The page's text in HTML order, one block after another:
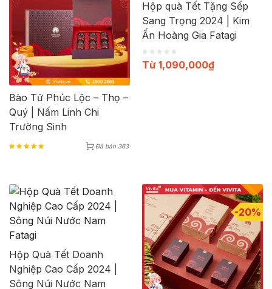
Bào Tử Phúc Lộc – Thọ –
Quý | Nấm Linh Chi
Trường Sinh
Đã bán 363
Hộp quà Tết Tặng Sếp
Sang Trọng 2024 | Kim
Ấn Hoàng Gia Fatagi
Từ 1,090,000₫
Hộp Quà Tết Doanh
Nghiệp Cao Cấp 2024 |
Sông Núi Nước Nam
-20%